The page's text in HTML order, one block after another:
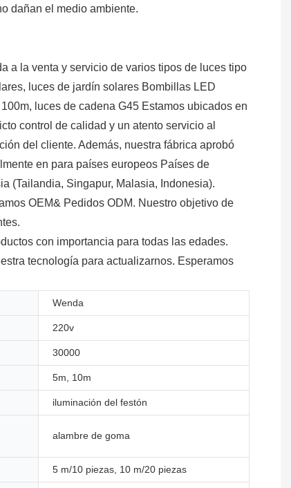
dañan el medio ambiente.
a la venta y servicio de varios tipos de luces tipo
luces de jardín solares Bombillas LED
luces de cadena G45 Estamos ubicados en
control de calidad y un atento servicio al
del cliente. Además, nuestra fábrica aprobó
en para países europeos Países de
(Tailandia, Singapur, Malasia, Indonesia).
OEM& Pedidos ODM. Nuestro objetivo de
con importancia para todas las edades.
tecnología para actualizarnos. Esperamos
Wenda
220v
30000
5m, 10m
iluminación del festón
alambre de goma
5 m/10 piezas, 10 m/20 piezas